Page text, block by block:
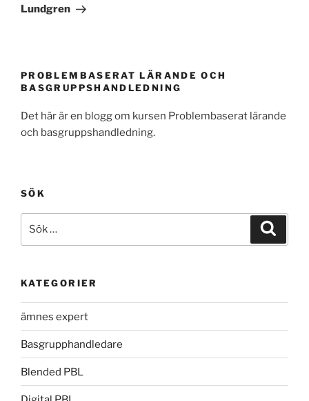
Lundgren
PROBLEMBASERAT LÄRANDE OCH
BASGRUPPSHANDLEDNING
Det här är en blogg om kursen Problembaserat lärande
och basgruppshandledning.
SÖK
efter:
KATEGORIER
ämnes expert
Basgrupphandledare
Blended PBL